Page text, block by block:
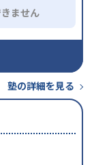
ません
塾の詳細を見る